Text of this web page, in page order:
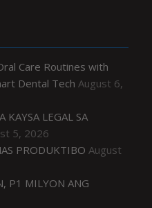
Care Routines with
Dental Tech August 6,
KAYSA LEGAL SA
5, 2026
PRODUKTIBO August
P1 MILYON ANG